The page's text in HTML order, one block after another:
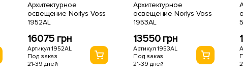
Архитектурное
освещение Norlys Voss
1952AL
16075 грн
Артикул 1952AL
Под заказ
21-39 дней
Архитектурное
освещение Norlys Voss
1953AL
13550 грн
Артикул 1953AL
Под заказ
21-39 дней